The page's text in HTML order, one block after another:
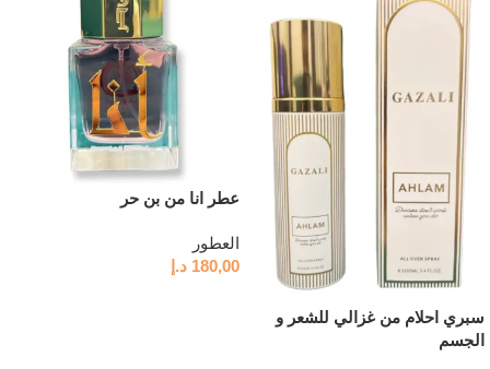
سبري احلام من غزالي للشعر و
الجسم
عطر انا من بن حر
العطور
180,00 د.إ